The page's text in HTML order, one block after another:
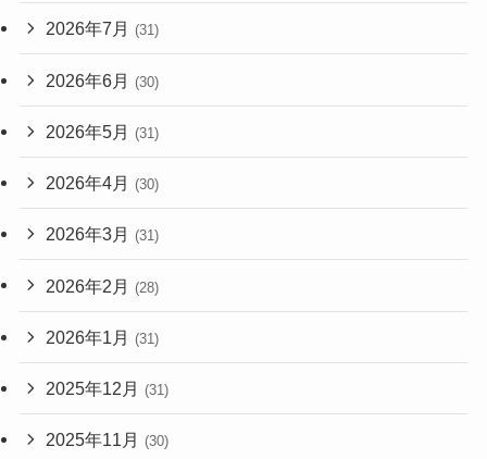
2026年7月 (31)
2026年6月 (30)
2026年5月 (31)
2026年4月 (30)
2026年3月 (31)
2026年2月 (28)
2026年1月 (31)
2025年12月 (31)
2025年11月 (30)